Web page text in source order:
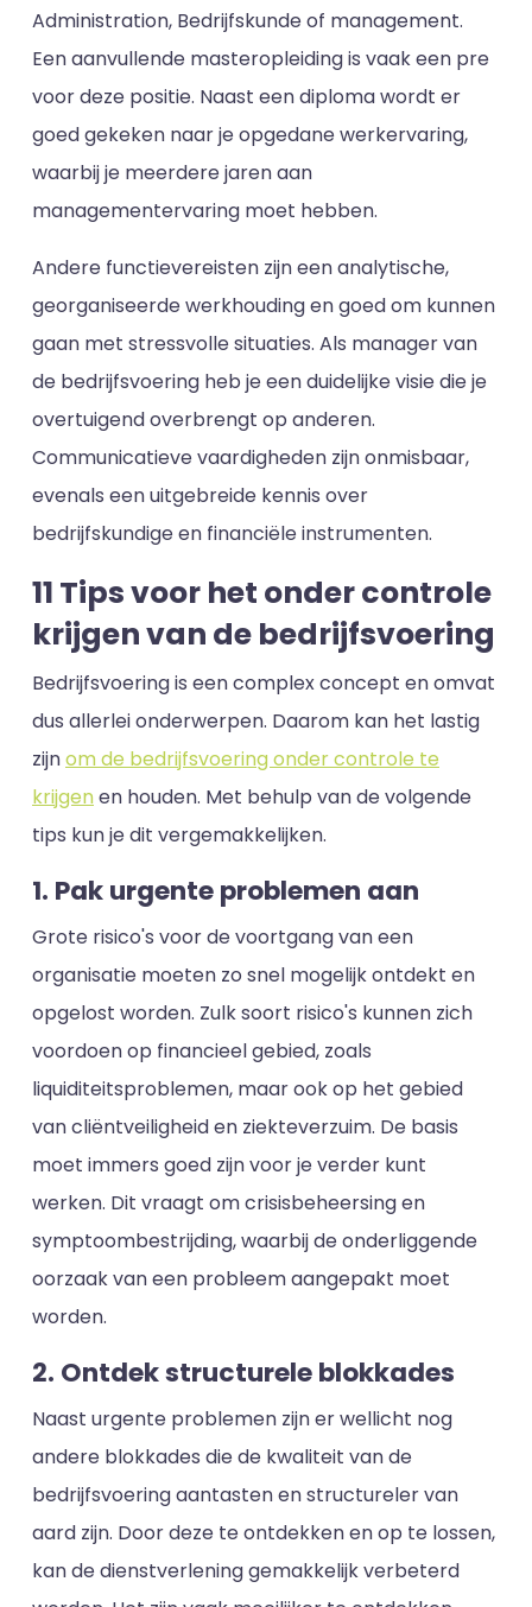
Administration, Bedrijfskunde of management.
Een aanvullende masteropleiding is vaak een pre
voor deze positie. Naast een diploma wordt er
goed gekeken naar je opgedane werkervaring,
waarbij je meerdere jaren aan
managementervaring moet hebben.
Andere functievereisten zijn een analytische,
georganiseerde werkhouding en goed om kunnen
gaan met stressvolle situaties. Als manager van
de bedrijfsvoering heb je een duidelijke visie die je
overtuigend overbrengt op anderen.
Communicatieve vaardigheden zijn onmisbaar,
evenals een uitgebreide kennis over
bedrijfskundige en financiële instrumenten.
11 Tips voor het onder controle
krijgen van de bedrijfsvoering
Bedrijfsvoering is een complex concept en omvat
dus allerlei onderwerpen. Daarom kan het lastig
zijnom de bedrijfsvoering onder controle te
krijgenen houden. Met behulp van de volgende
tips kun je dit vergemakkelijken.
1. Pak urgente problemen aan
Grote risico's voor de voortgang van een
organisatie moeten zo snel mogelijk ontdekt en
opgelost worden. Zulk soort risico's kunnen zich
voordoen op financieel gebied, zoals
liquiditeitsproblemen, maar ook op het gebied
van cliëntveiligheid en ziekteverzuim. De basis
moet immers goed zijn voor je verder kunt
werken. Dit vraagt om crisisbeheersing en
symptoombestrijding, waarbij de onderliggende
oorzaak van een probleem aangepakt moet
worden.
2. Ontdek structurele blokkades
Naast urgente problemen zijn er wellicht nog
andere blokkades die de kwaliteit van de
bedrijfsvoering aantasten en structureler van
aard zijn. Door deze te ontdekken en op te lossen,
kan de dienstverlening gemakkelijk verbeterd